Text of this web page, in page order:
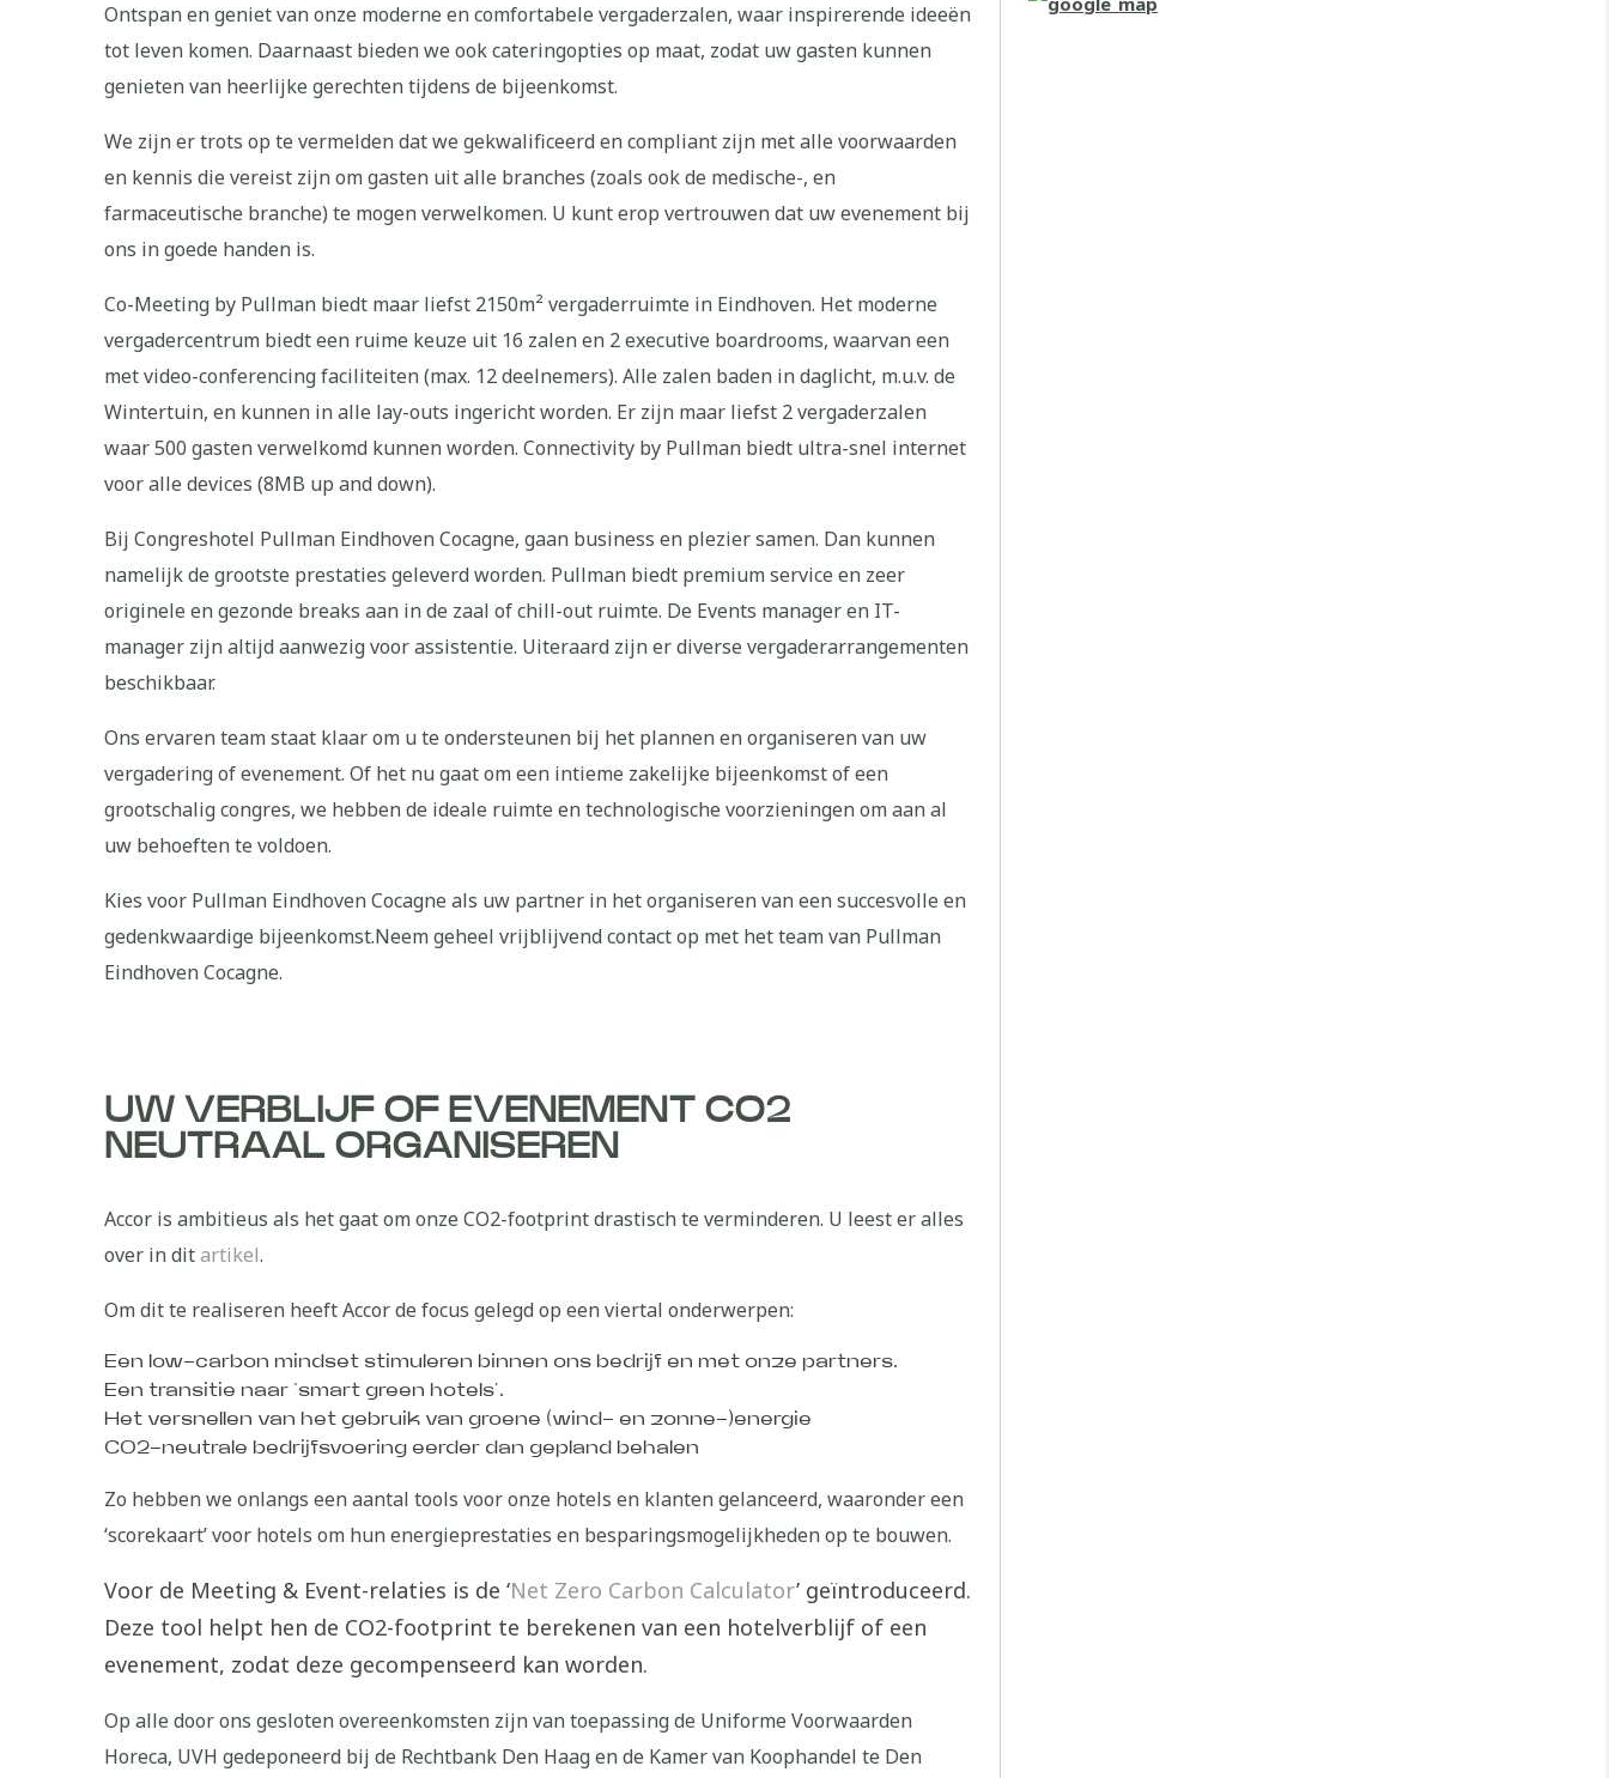
Ontspan en geniet van onze moderne en comfortabele vergaderzalen, waar inspirerende ideeën
tot leven komen. Daarnaast bieden we ook cateringopties op maat, zodat uw gasten kunnen
genieten van heerlijke gerechten tijdens de bijeenkomst.
We zijn er trots op te vermelden dat we gekwalificeerd en compliant zijn met alle voorwaarden
en kennis die vereist zijn om gasten uit alle branches (zoals ook de medische-, en
farmaceutische branche) te mogen verwelkomen. U kunt erop vertrouwen dat uw evenement bij
ons in goede handen is.
Co-Meeting by Pullman biedt maar liefst 2150m² vergaderruimte in Eindhoven. Het moderne
vergadercentrum biedt een ruime keuze uit 16 zalen en 2 executive boardrooms, waarvan een
met video-conferencing faciliteiten (max. 12 deelnemers). Alle zalen baden in daglicht, m.u.v. de
Wintertuin, en kunnen in alle lay-outs ingericht worden. Er zijn maar liefst 2 vergaderzalen
waar 500 gasten verwelkomd kunnen worden. Connectivity by Pullman biedt ultra-snel internet
voor alle devices (8MB up and down).
Bij Congreshotel Pullman Eindhoven Cocagne, gaan business en plezier samen. Dan kunnen
namelijk de grootste prestaties geleverd worden. Pullman biedt premium service en zeer
originele en gezonde breaks aan in de zaal of chill-out ruimte. De Events manager en IT-
manager zijn altijd aanwezig voor assistentie. Uiteraard zijn er diverse vergaderarrangementen
beschikbaar.
Ons ervaren team staat klaar om u te ondersteunen bij het plannen en organiseren van uw
vergadering of evenement. Of het nu gaat om een intieme zakelijke bijeenkomst of een
grootschalig congres, we hebben de ideale ruimte en technologische voorzieningen om aan al
uw behoeften te voldoen.
Kies voor Pullman Eindhoven Cocagne als uw partner in het organiseren van een succesvolle en
gedenkwaardige bijeenkomst.Neem geheel vrijblijvend contact op met het team van Pullman
Eindhoven Cocagne.
UW VERBLIJF OF EVENEMENT CO2
NEUTRAAL ORGANISEREN
Accor is ambitieus als het gaat om onze CO2-footprint drastisch te verminderen. U leest er alles
over in ditartikel.
Om dit te realiseren heeft Accor de focus gelegd op een viertal onderwerpen:
Een low-carbon mindset stimuleren binnen ons bedrijf en met onze partners.
Een transitie naar ‘smart green hotels’.
Het versnellen van het gebruik van groene (wind- en zonne-)energie
CO2-neutrale bedrijfsvoering eerder dan gepland behalen
Zo hebben we onlangs een aantal tools voor onze hotels en klanten gelanceerd, waaronder een
‘scorekaart’ voor hotels om hun energieprestaties en besparingsmogelijkheden op te bouwen.
Voor de Meeting & Event-relaties is de ‘Net Zero Carbon Calculator’ geïntroduceerd.
Deze tool helpt hen de CO2-footprint te berekenen van een hotelverblijf of een
evenement, zodat deze gecompenseerd kan worden.
Op alle door ons gesloten overeenkomsten zijn van toepassing de Uniforme Voorwaarden
Horeca, UVH gedeponeerd bij de Rechtbank Den Haag en de Kamer van Koophandel te Den